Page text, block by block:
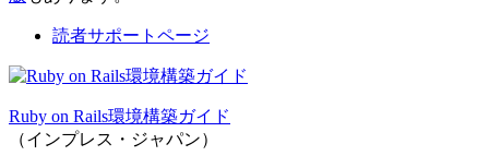
読者サポートページ
Ruby on Rails環境構築ガイド
（インプレス・ジャパン）